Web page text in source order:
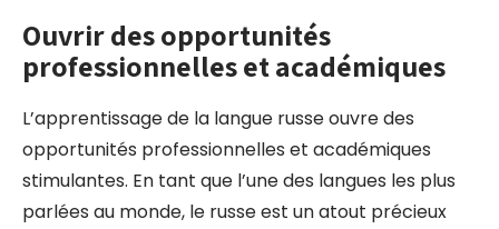
Ouvrir des opportunités
professionnelles et académiques
L’apprentissage de la langue russe ouvre des
opportunités professionnelles et académiques
stimulantes. En tant que l’une des langues les plus
parlées au monde, le russe est un atout précieux